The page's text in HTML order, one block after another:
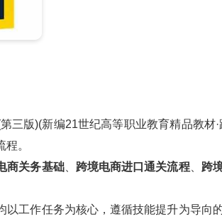
三版)(新编21世纪高等职业教育精品教材
。
商关务基础、 跨境电商进口通关流程、 跨
以工作任务为核心，遵循技能提升为导向